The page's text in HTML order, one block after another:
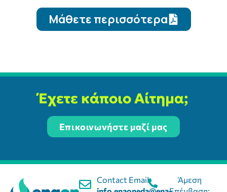
Μάθετε περισσότερα
Έχετε κάποιο Αίτημα;
Επικοινωνήστε μαζί μας
Contact Email:
Άμεση